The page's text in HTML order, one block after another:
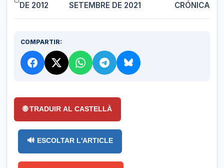
DE 2012
SETEMBRE DE 2021
CRÓNICA
COMPARTIR:
🌐 TRADUIR AL CASTELLÀ
🔊 ESCOLTAR L'ARTICLE